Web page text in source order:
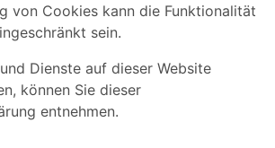
von Cookies kann die Funktionalität
sein.
Dienste auf dieser Website
können Sie dieser
entnehmen.